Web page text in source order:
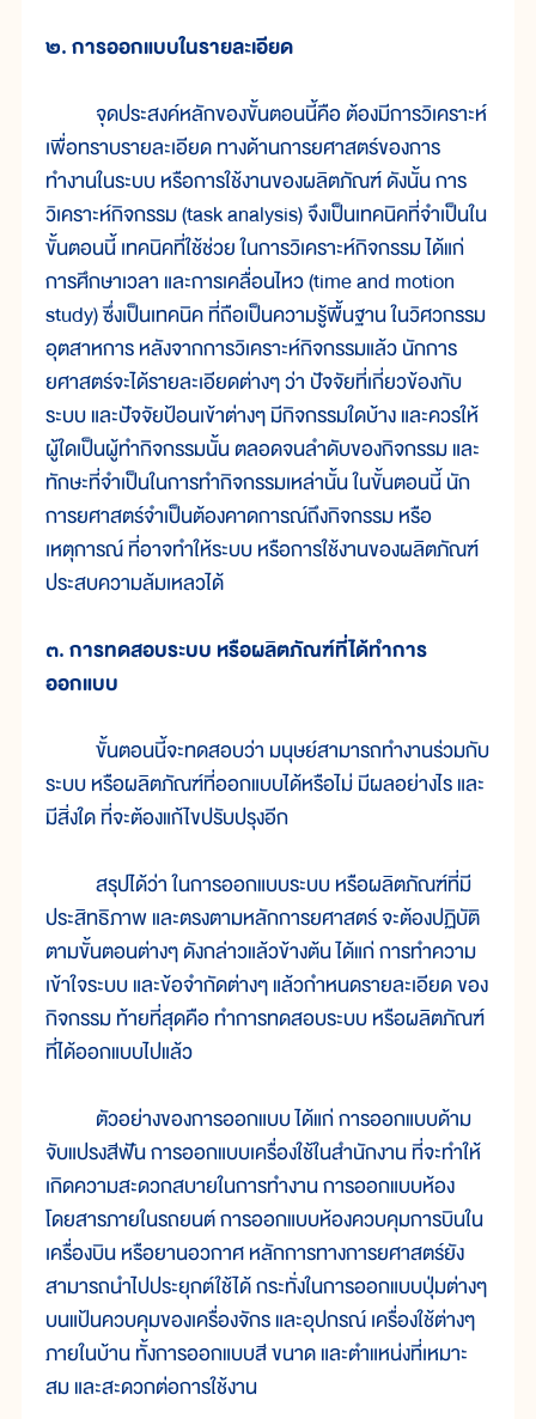
๒. การออกแบบในรายละเอียด
จุดประสงค์หลักของขั้นตอนนี้คือ ต้องมีการวิเคราะห์
เพื่อทราบรายละเอียด ทางด้านการยศาสตร์ของการ
ทำงานในระบบ หรือการใช้งานของผลิตภัณฑ์ ดังนั้น การ
วิเคราะห์กิจกรรม (task analysis) จึงเป็นเทคนิคที่จำเป็นใน
ขั้นตอนนี้ เทคนิคที่ใช้ช่วย ในการวิเคราะห์กิจกรรม ได้แก่
การศึกษาเวลา และการเคลื่อนไหว (time and motion
study) ซึ่งเป็นเทคนิค ที่ถือเป็นความรู้พื้นฐาน ในวิศวกรรม
อุตสาหการ หลังจากการวิเคราะห์กิจกรรมแล้ว นักการ
ยศาสตร์จะได้รายละเอียดต่างๆ ว่า ปัจจัยที่เกี่ยวข้องกับ
ระบบ และปัจจัยป้อนเข้าต่างๆ มีกิจกรรมใดบ้าง และควรให้
ผู้ใดเป็นผู้ทำกิจกรรมนั้น ตลอดจนลำดับของกิจกรรม และ
ทักษะที่จำเป็นในการทำกิจกรรมเหล่านั้น ในขั้นตอนนี้ นัก
การยศาสตร์จำเป็นต้องคาดการณ์ถึงกิจกรรม หรือ
เหตุการณ์ ที่อาจทำให้ระบบ หรือการใช้งานของผลิตภัณฑ์
ประสบความล้มเหลวได้
๓. การทดสอบระบบ หรือผลิตภัณฑ์ที่ได้ทำการ
ออกแบบ
ขั้นตอนนี้จะทดสอบว่า มนุษย์สามารถทำงานร่วมกับ
ระบบ หรือผลิตภัณฑ์ที่ออกแบบได้หรือไม่ มีผลอย่างไร และ
มีสิ่งใด ที่จะต้องแก้ไขปรับปรุงอีก
สรุปได้ว่า ในการออกแบบระบบ หรือผลิตภัณฑ์ที่มี
ประสิทธิภาพ และตรงตามหลักการยศาสตร์ จะต้องปฏิบัติ
ตามขั้นตอนต่างๆ ดังกล่าวแล้วข้างต้น ได้แก่ การทำความ
เข้าใจระบบ และข้อจำกัดต่างๆ แล้วกำหนดรายละเอียด ของ
กิจกรรม ท้ายที่สุดคือ ทำการทดสอบระบบ หรือผลิตภัณฑ์
ที่ได้ออกแบบไปแล้ว
ตัวอย่างของการออกแบบ ได้แก่ การออกแบบด้าม
จับแปรงสีฟัน การออกแบบเครื่องใช้ในสำนักงาน ที่จะทำให้
เกิดความสะดวกสบายในการทำงาน การออกแบบห้อง
โดยสารภายในรถยนต์ การออกแบบห้องควบคุมการบินใน
เครื่องบิน หรือยานอวกาศ หลักการทางการยศาสตร์ยัง
สามารถนำไปประยุกต์ใช้ได้ กระทั่งในการออกแบบปุ่มต่างๆ
บนแป้นควบคุมของเครื่องจักร และอุปกรณ์ เครื่องใช้ต่างๆ
ภายในบ้าน ทั้งการออกแบบสี ขนาด และตำแหน่งที่เหมาะ
สม และสะดวกต่อการใช้งาน